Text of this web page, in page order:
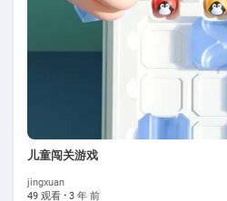
儿童闯关游戏
jingxuan
49 观看 · 3 年 前